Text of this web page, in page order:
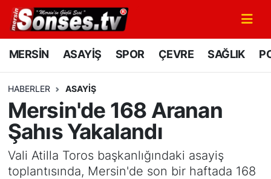
MERSİN ASAYİŞ SPOR ÇEVRE SAĞLIK
HABERLER ASAYİŞ
Mersin'de 168 Aranan
Şahıs Yakalandı
Vali Atilla Toros başkanlığındaki asayiş
toplantısında, Mersin'de son bir haftada 168
MERSİN
SPOR
GÜNÜN MANŞETİ
DÜNYA
Mersin Nöbetçi Eczaneler
Mersin Namaz Vakitleri
Mersin Trafik Yoğunluk Haritası
Süper Lig Puan Durumu ve Fikstür